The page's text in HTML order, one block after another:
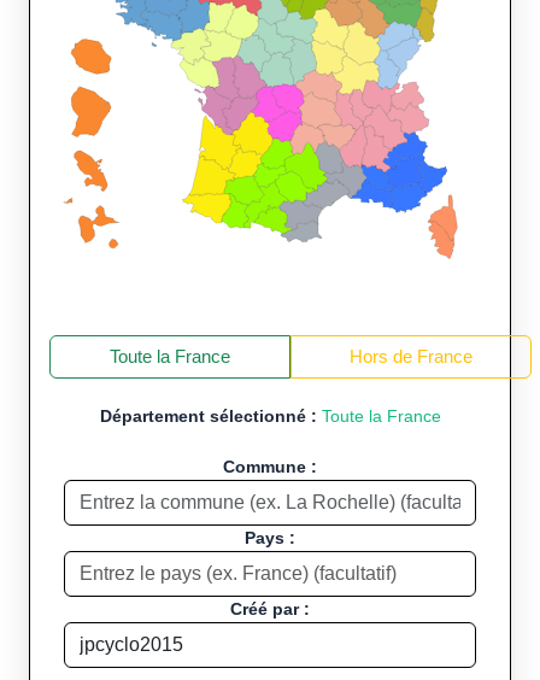
Toute la France Hors de France
Département sélectionné : Toute la France
Commune :
Pays :
Créé par :